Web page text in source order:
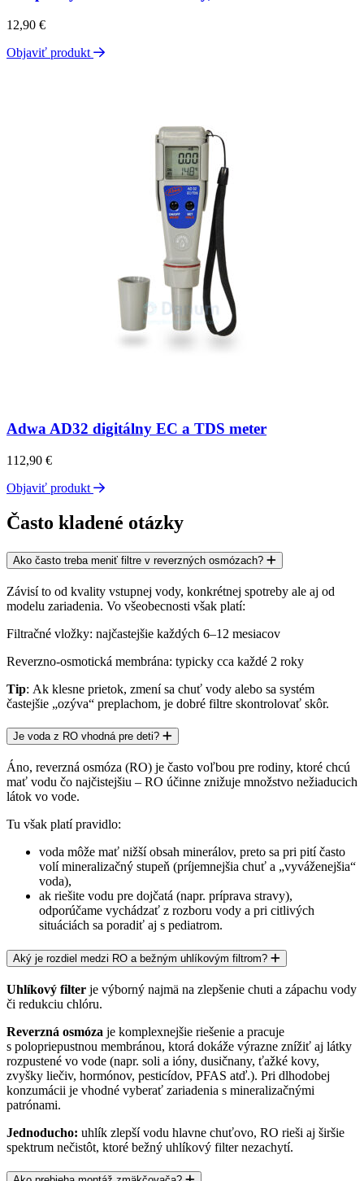
12,90 €
Objaviť produkt
Adwa AD32 digitálny EC a TDS meter
112,90 €
Objaviť produkt
Často kladené otázky
Ako často treba meniť filtre v reverzných osmózach?
Závisí to od kvality vstupnej vody, konkrétnej spotreby ale aj od
modelu zariadenia. Vo všeobecnosti však platí:
Filtračné vložky: najčastejšie každých 6–12 mesiacov
Reverzno-osmotická membrána: typicky cca každé 2 roky
Tip: Ak klesne prietok, zmení sa chuť vody alebo sa systém
častejšie „ozýva“ preplachom, je dobré filtre skontrolovať skôr.
Je voda z RO vhodná pre deti?
Áno, reverzná osmóza (RO) je často voľbou pre rodiny, ktoré chcú
mať vodu čo najčistejšiu – RO účinne znižuje množstvo nežiaducich
látok vo vode.
Tu však platí pravidlo:
voda môže mať nižší obsah minerálov, preto sa pri pití často
volímineralizačný stupeň (príjemnejšia chuť a „vyváženejšia“
voda),
ak riešite vodu pre dojčatá (napr. príprava stravy),
odporúčame vychádzať z rozboru vody a pri citlivých
situáciách sa poradiť aj s pediatrom.
Aký je rozdiel medzi RO a bežným uhlíkovým filtrom?
Uhlíkový filter je výborný najmä na zlepšenie chuti a zápachu vody
či redukciu chlóru.
Reverzná osmóza je komplexnejšie riešenie a pracuje
s polopriepustnou membránou, ktorá dokáže výrazne znížiť aj látky
rozpustené vo vode (napr. soli a ióny, dusičnany, ťažké kovy,
zvyšky liečiv, hormónov, pesticídov, PFAS atď.). Pri dlhodobej
konzumácii je vhodné vyberať zariadenia s mineralizačnými
patrónami.
Jednoducho: uhlík zlepší vodu hlavne chuťovo, RO rieši aj širšie
spektrum nečistôt, ktoré bežný uhlíkový filter nezachytí.